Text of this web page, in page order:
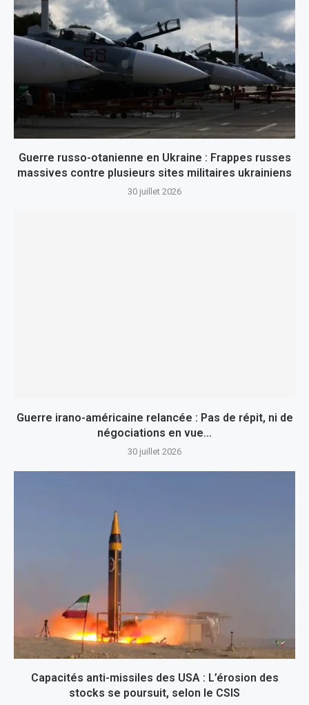
Guerre russo-otanienne en Ukraine : Frappes russes
massives contre plusieurs sites militaires ukrainiens
30 juillet 2026
Guerre irano-américaine relancée : Pas de répit, ni de
négociations en vue…
30 juillet 2026
Capacités anti-missiles des USA : L’érosion des
stocks se poursuit, selon le CSIS